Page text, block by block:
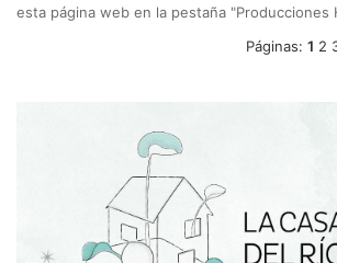
esta página web en la pestaña "Producciones
Páginas: 1 2